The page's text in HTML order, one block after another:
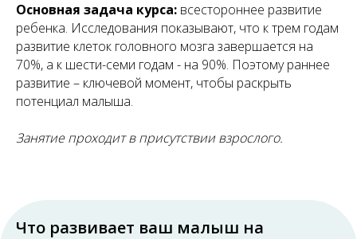
Основная задача курса: всестороннее развитие
ребенка. Исследования показывают, что к трем годам
развитие клеток головного мозга завершается на
70%, а к шести-семи годам - на 90%. Поэтому раннее
развитие – ключевой момент, чтобы раскрыть
потенциал малыша.
Занятие проходит в присутствии взрослого.
Что развивает ваш малыш на